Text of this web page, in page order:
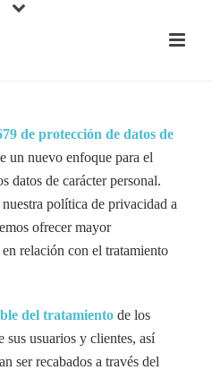
de protección de datos de
un nuevo enfoque para el
datos de carácter personal.
política de privacidad a
ofrecer mayor
relación con el tratamiento
del tratamiento de los
sus usuarios y clientes, así
ser recabados a través del